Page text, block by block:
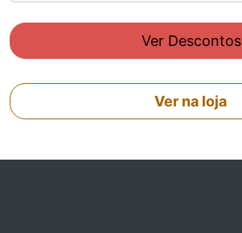
Ver Descontos
Ver na loja